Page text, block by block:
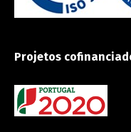
Projetos